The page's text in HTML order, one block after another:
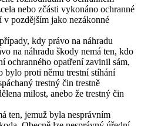
nebo zčásti vykonáno ochranné
pozdějším jako nezákonné
kdy právo na náhradu
na náhradu škody nemá ten, kdo
ochranného opatření zavinil sám,
bylo proti němu trestní stíhání
trestný čin trestně
milost, anebo že trestný čin
ten, jemuž byla nesprávním